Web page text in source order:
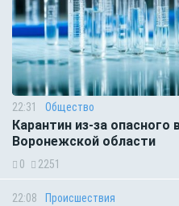
22:31 Общество
Карантин из-за опасного
Воронежской области
0 2251
22:08 Происшествия